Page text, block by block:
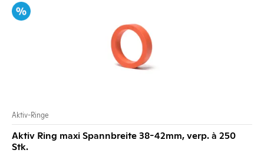
Aktiv-Ringe
Aktiv Ring maxi Spannbreite 38-42mm, verp. à 250
Stk.